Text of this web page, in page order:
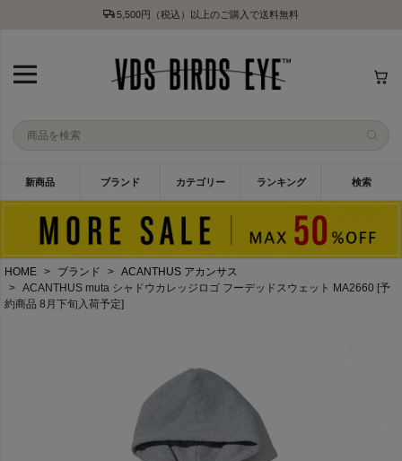
5,500円（税込）以上のご購入で送料無料
新商品 ブランド カテゴリー ランキング 検索
HOME ブランド
ACANTHUS アカンサス
ACANTHUS muta シャドウカレッジロゴ フーデッドスウェット MA2660 [予
約商品 8月下旬入荷予定]